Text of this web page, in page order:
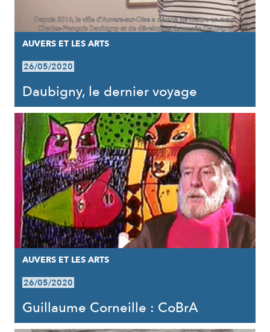
AUVERS ET LES ARTS
26/05/2020
Daubigny, le dernier voyage
AUVERS ET LES ARTS
26/05/2020
Guillaume Corneille : CoBrA